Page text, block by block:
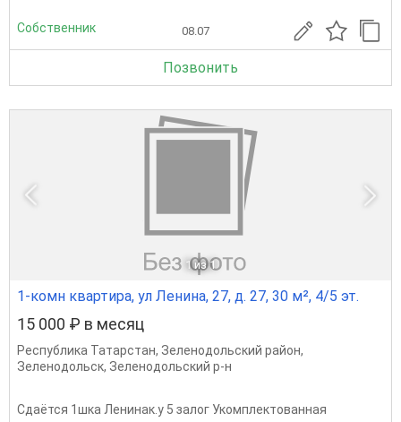
Собственник 08.07
Позвонить
1 из 1
1-комн квартира, ул Ленина, 27, д. 27, 30 м², 4/5 эт.
15 000 ₽ в месяц
Республика Татарстан, Зеленодольский район,
Зеленодольск, Зеленодольский р-н
Сдаётся 1шка Ленинак.у 5 залог Укомплектованная